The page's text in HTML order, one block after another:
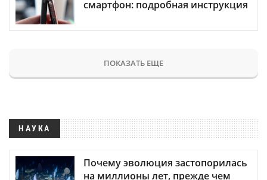
смартфон: подробная инструкция
ПОКАЗАТЬ ЕЩЕ
НАУКА
Почему эволюция застопорилась
на миллионы лет, прежде чем